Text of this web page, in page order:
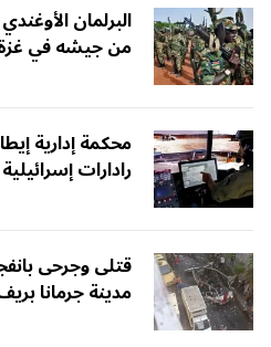
البرلمان
من جيشه في
محكمة إدارية
رادارات إسرائيلية
قتلى وجرحى
مدينة جرمانا